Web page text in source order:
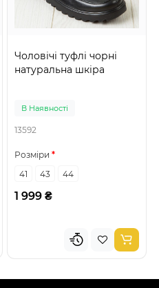
Чоловічі туфлі чорні
натуральна шкіра
В Наявності
13592
Розміри
41
43 44
1 999 ₴